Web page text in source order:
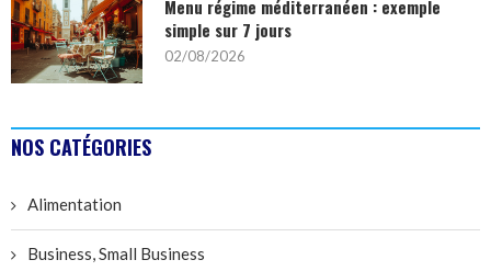
Menu régime méditerranéen : exemple
simple sur 7 jours
02/08/2026
NOS CATÉGORIES
Alimentation
Business, Small Business